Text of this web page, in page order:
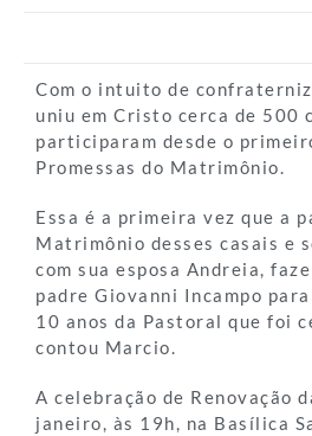
Com o intuito de
uniu em Cristo cerca de 500
participaram desde o
Promessas do Matrimônio.
Essa é a primeira vez que a
Matrimônio desses casais e
com sua esposa Andreia,
padre Giovanni Incampo
10 anos da Pastoral que foi
contou Marcio.
A celebração de Renovação
janeiro, às 19h, na Basílica